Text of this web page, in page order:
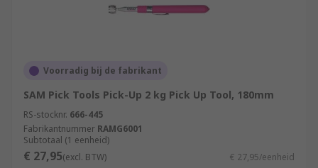
Voorradig bij de fabrikant
SAM Pick Tools Pick-Up 2 kg Pick Up Tool, 180mm
RS-stocknr. 666-445
Fabrikantnummer RAMG6001
Subtotaal (1 eenheid)
€ 27,95(excl. BTW) € 27,95/eenheid